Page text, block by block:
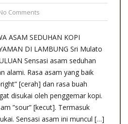
Comments
ASAM SEDUHAN KOPI
DI LAMBUNG Sri Mulato
Sensasi asam seduhan
alami. Rasa asam yang baik
[cerah] dan rasa buah
disukai oleh penggemar kopi.
”sour” [kecut]. Termasuk
Sensasi asam ini muncul […]